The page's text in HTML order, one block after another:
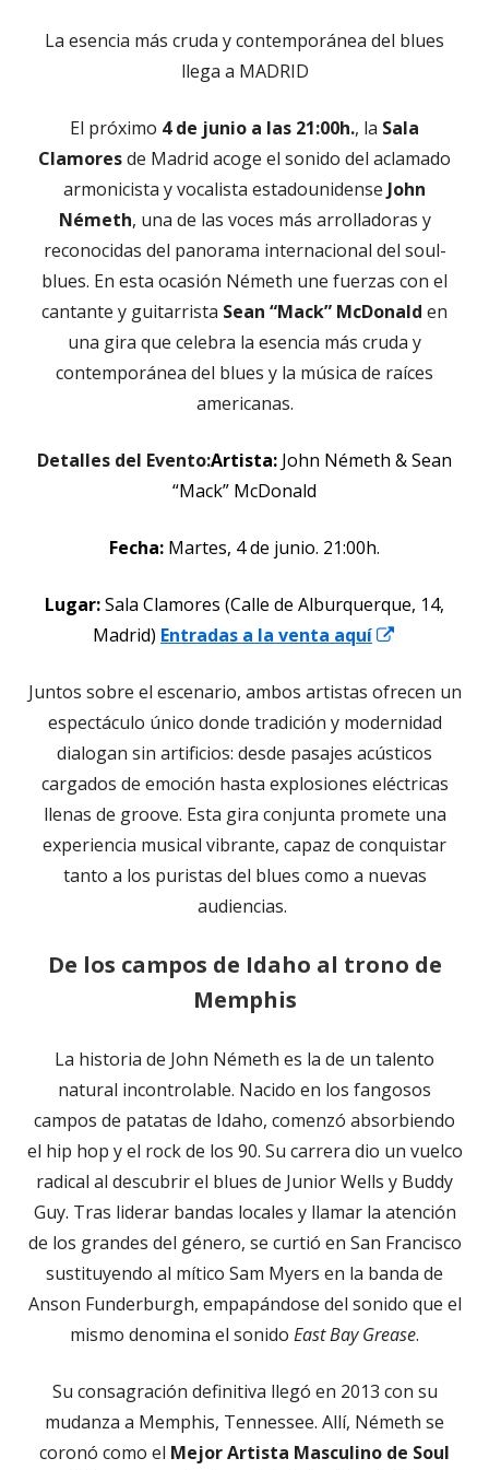
La esencia más cruda y contemporánea del blues
llega a MADRID
El próximo 4 de junio a las 21:00h., la Sala
Clamoresde Madrid acoge el sonido del aclamado
armonicista y vocalista estadounidense John
Németh, una de las voces más arrolladoras y
reconocidas del panorama internacional del soul-
blues. En esta ocasión Németh une fuerzas con el
cantante y guitarrista Sean “Mack” McDonald en
una gira que celebra la esencia más cruda y
contemporánea del blues y la música de raíces
americanas.
Detalles del Evento:Artista: John Németh & Sean
“Mack” McDonald
Fecha: Martes, 4 de junio. 21:00h.
Lugar:Sala Clamores (Calle de Alburquerque, 14,
Madrid) Entradas a la venta aquí
una
ventana
nueva
Juntos sobre el escenario, ambos artistas ofrecen un
espectáculo único donde tradición y modernidad
dialogan sin artificios: desde pasajes acústicos
cargados de emoción hasta explosiones eléctricas
llenas de groove. Esta gira conjunta promete una
experiencia musical vibrante, capaz de conquistar
tanto a los puristas del blues como a nuevas
audiencias.
De los campos de Idaho al trono de
Memphis
La historia de John Németh es la de un talento
natural incontrolable. Nacido en los fangosos
campos de patatas de Idaho, comenzó absorbiendo
el hip hop y el rock de los 90. Su carrera dio un vuelco
radical al descubrir el blues de Junior Wells y Buddy
Guy. Tras liderar bandas locales y llamar la atención
de los grandes del género, se curtió en San Francisco
sustituyendo al mítico Sam Myers en la banda de
Anson Funderburgh, empapándose del sonido que el
mismo denomina el sonido East Bay Grease.
Su consagración definitiva llegó en 2013 con su
mudanza a Memphis, Tennessee. Allí, Németh se
coronó como el Mejor Artista Masculino de Soul